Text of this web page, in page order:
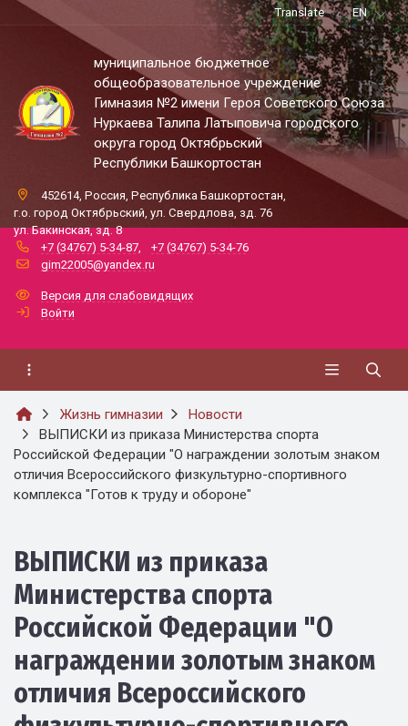
Translate EN
муниципальное бюджетное
общеобразовательное учреждение
Гимназия №2 имени Героя Советского Союза
Нуркаева Талипа Латыповича городского
округа город Октябрьский
Республики Башкортостан
452614, Россия, Республика Башкортостан,
г.о. город Октябрьский, ул. Свердлова, зд. 76
ул. Бакинская, зд. 8
+7 (34767) 5-34-87
+7 (34767) 5-34-76
gim22005@yandex.ru
Версия для слабовидящих
Войти
Жизнь гимназии
Новости
ВЫПИСКИ из приказа Министерства спорта
Российской Федерации "О награждении золотым знаком
отличия Всероссийского физкультурно-спортивного
комплекса "Готов к труду и обороне"
ВЫПИСКИ из приказа
Министерства спорта
Российской Федерации "О
награждении золотым знаком
отличия Всероссийского